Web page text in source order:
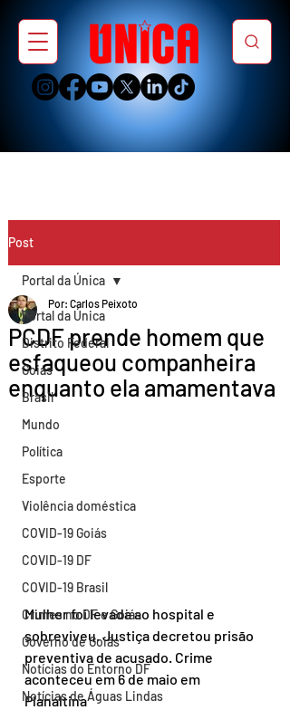
Post
Portal da Única
Distrito Federal
Goiás
Brasil
Mundo
Política
Esporte
Violência doméstica
COVID-19 Goiás
COVID-19 DF
COVID-19 Brasil
Crimes no DF e Goiás
Governo de Goiás
Notícias do Entorno DF
Notícias de Águas Lindas
Portal da Única
PCDF prende homem que
esfaqueou companheira
enquanto ela amamentava
Por: Carlos Peixoto
Mulher foi levada ao hospital e
sobreviveu. Justiça decretou prisão
preventiva de acusado. Crime
aconteceu em 6 de maio em
Planaltina